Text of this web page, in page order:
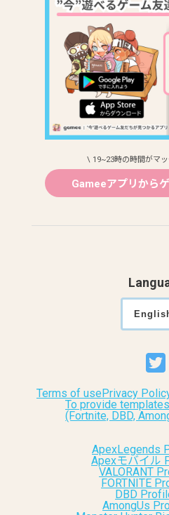
\ 19~23時の時間がマ
Gameeアプリから
Terms of usePrivacy
To provide templates
(Fortnite, DBD,
ApexLegends
Apexモバイル
VALORANT
FORTNITE
DBD
AmongUs